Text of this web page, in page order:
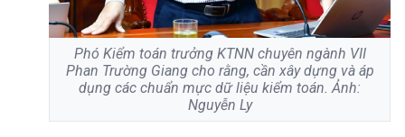
Phó Kiểm toán trưởng KTNN chuyên ngành VII
Phan Trường Giang cho rằng, cần xây dựng và áp
dụng các chuẩn mực dữ liệu kiểm toán. Ảnh:
Nguyễn Ly